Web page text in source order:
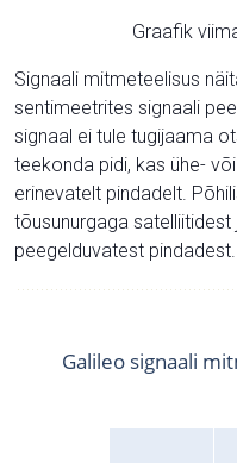
Graafik
Signaali mitmeteelisus
sentimeetrites signaali
signaal ei tule tugijaama
teekonda pidi, kas ühe-
erinevatelt pindadelt.
tõusunurgaga
peegelduvatest pindadest.
Galileo signaali